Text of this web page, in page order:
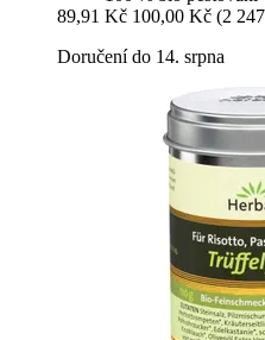
89,91 Kč 100,00 Kč (2
Doručení do 14. srpna